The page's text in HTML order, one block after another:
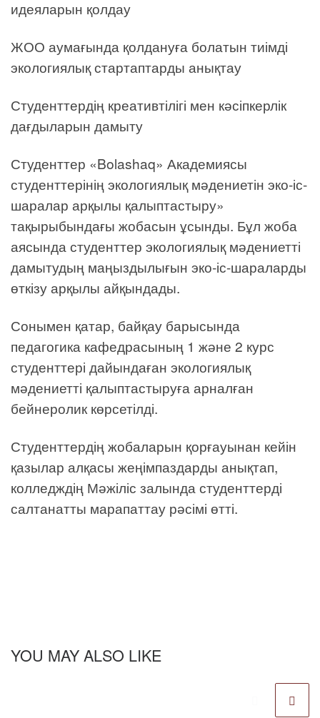
идеяларын қолдау
ЖОО аумағында қолдануға болатын тиімді
экологиялық стартаптарды анықтау
Студенттердің креативтілігі мен кәсіпкерлік
дағдыларын дамыту
Студенттер «Bolashaq» Академиясы
студенттерінің экологиялық мәдениетін эко-іс-
шаралар арқылы қалыптастыру»
тақырыбындағы жобасын ұсынды. Бұл жоба
аясында студенттер экологиялық мәдениетті
дамытудың маңыздылығын эко-іс-шараларды
өткізу арқылы айқындады.
Сонымен қатар, байқау барысында
педагогика кафедрасының 1 және 2 курс
студенттері дайындаған экологиялық
мәдениетті қалыптастыруға арналған
бейнеролик көрсетілді.
Студенттердің жобаларын қорғауынан кейін
қазылар алқасы жеңімпаздарды анықтап,
колледждің Мәжіліс залында студенттерді
салтанатты марапаттау рәсімі өтті.
YOU MAY ALSO LIKE